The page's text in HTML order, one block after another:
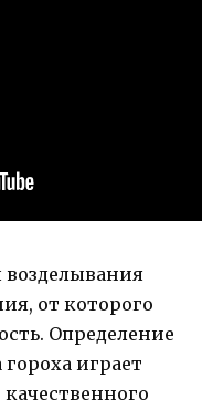
возделывания
от которого
Определение
играет